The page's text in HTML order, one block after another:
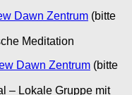
Dawn Zentrum (bitte
Meditation
Dawn Zentrum (bitte
– Lokale Gruppe mit